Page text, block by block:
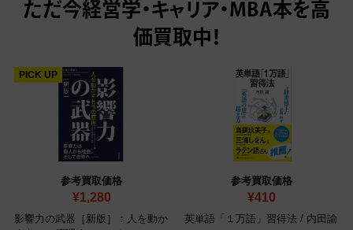
ただ今経営学・キャリア・MBA本を高
価買取中！
参考買取価格
¥1,280
PICK UP
影響力の武器［新版］：人を動か
参考買取価格
¥410
英単語「１万語」習得法 / 内田諭